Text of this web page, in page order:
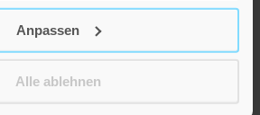
Anpassen
Alle ablehnen
NEUERSCHEINUNG